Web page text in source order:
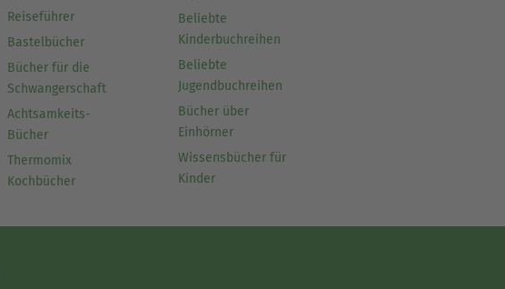
Reiseführer
Bastelbücher
Bücher für die
Schwangerschaft
Achtsamkeits-
Bücher
Thermomix
Kochbücher
Beliebte
Kinderbuchreihen
Beliebte
Jugendbuchreihen
Bücher über
Einhörner
Wissensbücher für
Kinder